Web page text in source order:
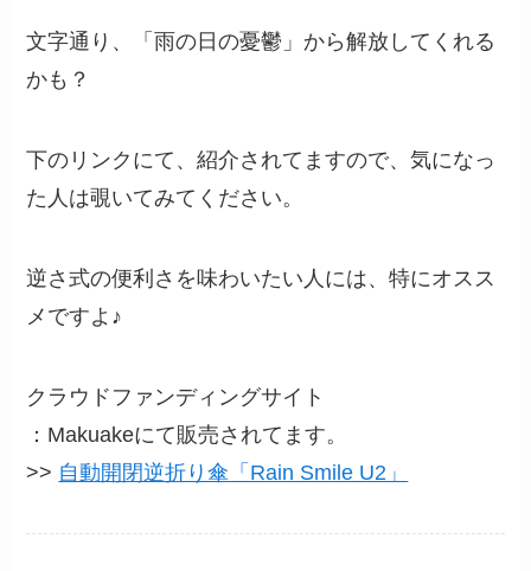
文字通り、「雨の日の憂鬱」から解放してくれる
かも？
下のリンクにて、紹介されてますので、気になっ
た人は覗いてみてください。
逆さ式の便利さを味わいたい人には、特にオスス
メですよ♪
クラウドファンディングサイト
：Makuakeにて販売されてます。
>> 自動開閉逆折り傘「Rain Smile U2」